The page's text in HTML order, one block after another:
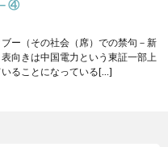
④
ー（その社会（席）での禁句－新
向きは中国電力という東証一部上
ることになっている[…]